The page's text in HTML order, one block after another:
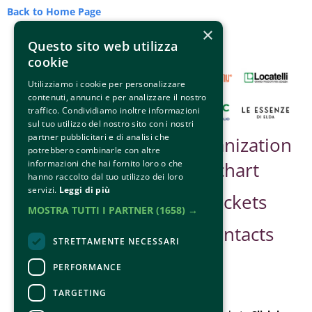
Back to Home Page
Partner &
Sponsor
Organization
chart
Safe Guarding
Tickets
Contacts
×
Questo sito web utilizza
cookie
Utilizziamo i cookie per personalizzare
contenuti, annunci e per analizzare il nostro
traffico. Condividiamo inoltre informazioni
sul tuo utilizzo del nostro sito con i nostri
partner pubblicitari e di analisi che
potrebbero combinarle con altre
informazioni che hai fornito loro o che
hanno raccolto dal tuo utilizzo dei loro
servizi. Leggi di più
MOSTRA TUTTI I PARTNER (1658) →
STRETTAMENTE NECESSARI
PERFORMANCE
TARGETING